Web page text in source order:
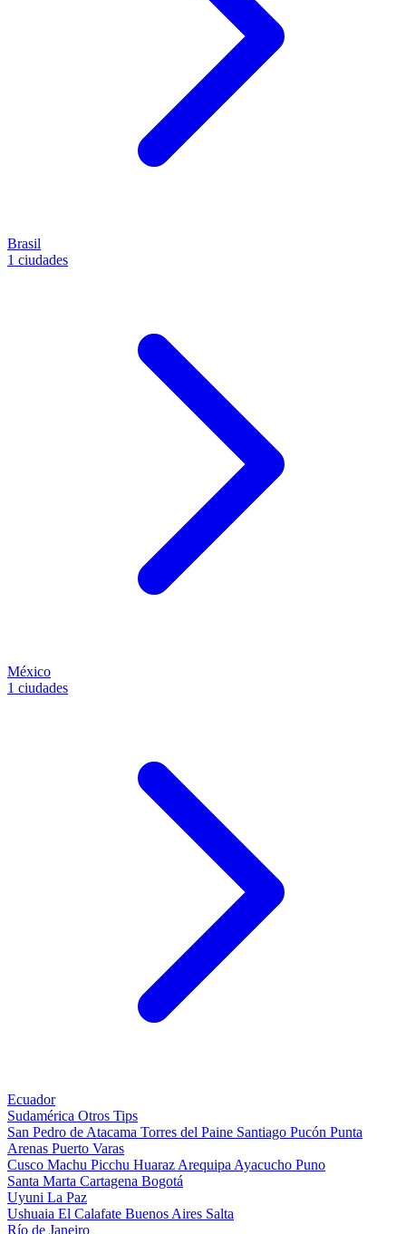
Brasil
1 ciudades
México
1 ciudades
Ecuador
Sudamérica Otros Tips
San Pedro de Atacama Torres del Paine Santiago Pucón Punta
Arenas Puerto Varas
Cusco Machu Picchu Huaraz Arequipa Ayacucho Puno
Santa Marta Cartagena Bogotá
Uyuni La Paz
Ushuaia El Calafate Buenos Aires Salta
Río de Janeiro